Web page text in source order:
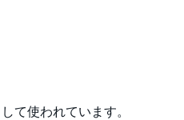
て使われています。